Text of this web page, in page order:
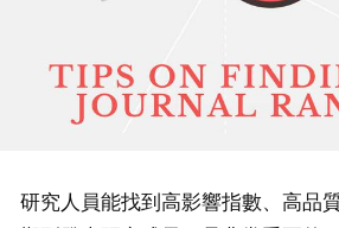
研究人員能找到高影響指數、高品